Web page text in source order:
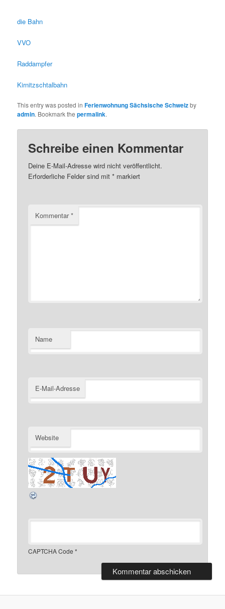
die Bahn
VVO
Raddampfer
Kirnitzschtalbahn
This entry was posted inFerienwohnung Sächsische Schweizby
admin. Bookmark thepermalink.
Schreibe einen Kommentar
Deine E-Mail-Adresse wird nicht veröffentlicht.
Erforderliche Felder sind mit* markiert
Kommentar*
Name
E-Mail-Adresse
Website
CAPTCHA Code *